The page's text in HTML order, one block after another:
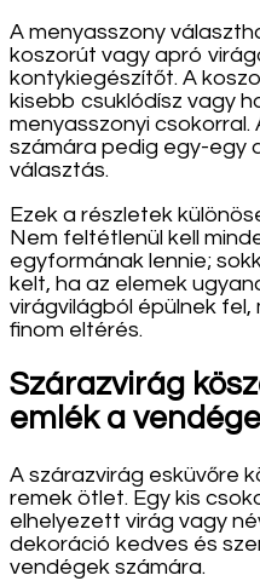
A menyasszony
koszorút vagy apró
kontykiegészítőt. A
kisebb csuklódísz vagy
menyasszonyi csokorral.
számára pedig egy-egy
választás.
Ezek a részletek
Nem feltétlenül kell
egyformának lennie;
kelt, ha az elemek
virágvilágból épülnek fel,
finom eltérés.
Szárazvirág
emlék a
A szárazvirág esküvőre
remek ötlet. Egy kis
elhelyezett virág vagy
dekoráció kedves és
vendégek számára.